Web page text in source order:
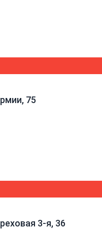
и гигиена
кабельные
трубки
гильзы, СИЗы, колодки
для ламп
75
3-я, 36